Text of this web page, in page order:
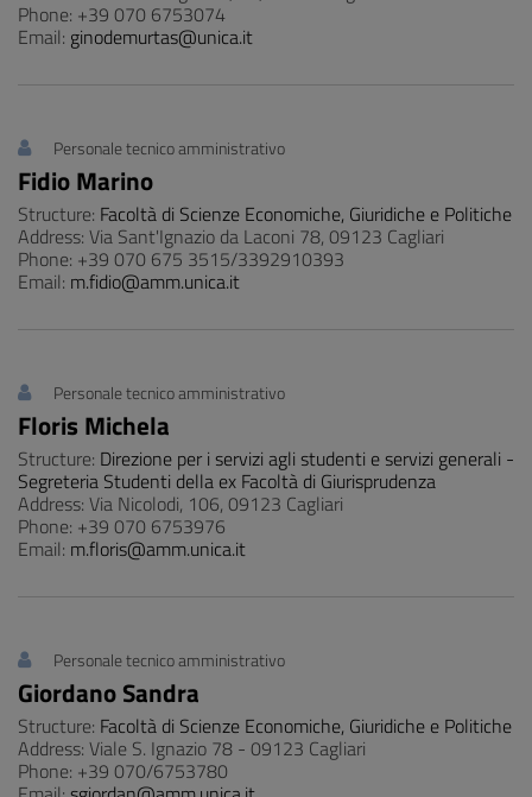
Phone: +39 070 6753074
Email: ginodemurtas@unica.it
Personale tecnico amministrativo
Fidio Marino
Structure: Facoltà di Scienze Economiche, Giuridiche e Politiche
Address: Via Sant'Ignazio da Laconi 78, 09123 Cagliari
Phone: +39 070 675 3515/3392910393
Email: m.fidio@amm.unica.it
Personale tecnico amministrativo
Floris Michela
Structure: Direzione per i servizi agli studenti e servizi generali -
Segreteria Studenti della ex Facoltà di Giurisprudenza
Address: Via Nicolodi, 106, 09123 Cagliari
Phone: +39 070 6753976
Email: m.floris@amm.unica.it
Personale tecnico amministrativo
Giordano Sandra
Structure: Facoltà di Scienze Economiche, Giuridiche e Politiche
Address: Viale S. Ignazio 78 - 09123 Cagliari
Phone: +39 070/6753780